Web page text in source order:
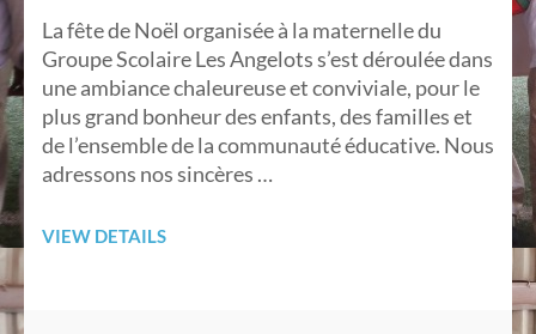
La fête de Noël organisée à la maternelle du
Groupe Scolaire Les Angelots s’est déroulée dans
une ambiance chaleureuse et conviviale, pour le
plus grand bonheur des enfants, des familles et
de l’ensemble de la communauté éducative. Nous
adressons nos sincères …
VIEW DETAILS